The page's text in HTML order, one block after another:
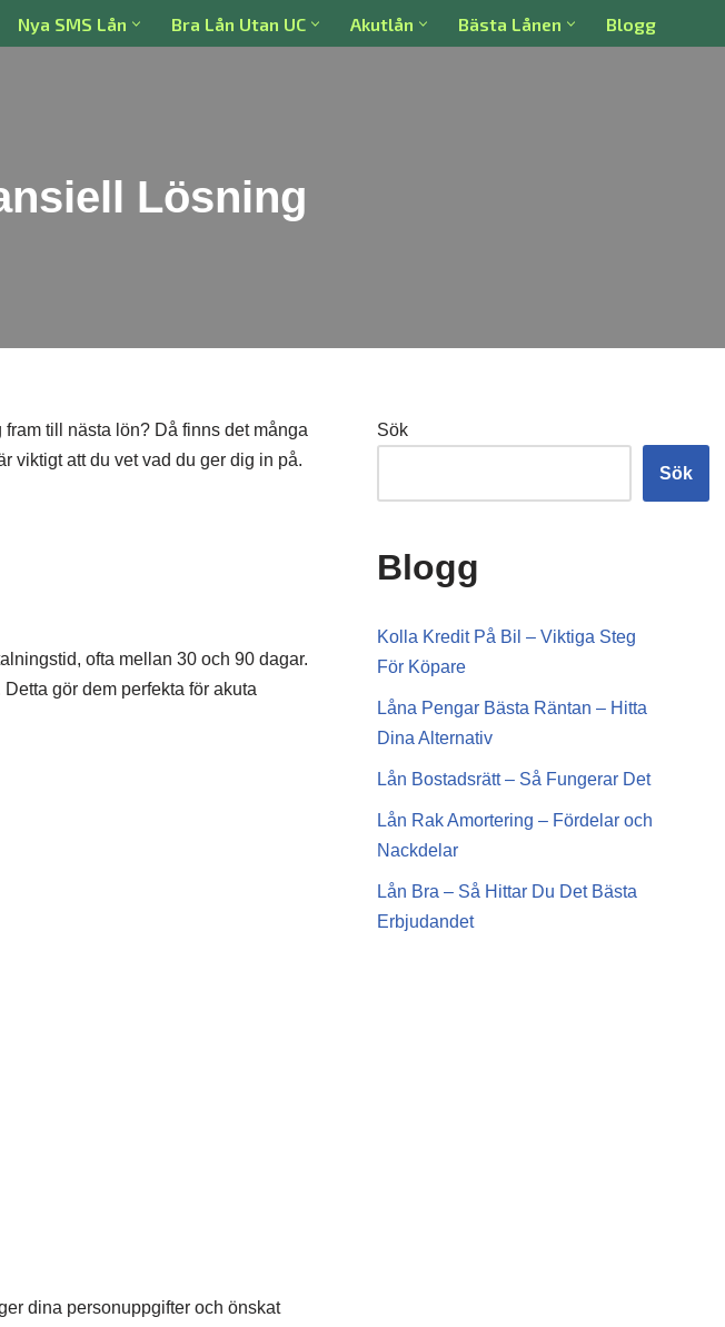
Nya SMS Lån Bra Lån Utan UC Akutlån Bästa Lånen Blogg
Lösning
till nästa lön? Då finns det många
viktigt att du vet vad du ger dig in på.
ofta mellan 30 och 90 dagar.
gör dem perfekta för akuta
dina personuppgifter och önskat
Sök
Sök
Blogg
Kolla Kredit På Bil – Viktiga Steg
För Köpare
Låna Pengar Bästa Räntan – Hitta
Dina Alternativ
Lån Bostadsrätt – Så Fungerar Det
Lån Rak Amortering – Fördelar och
Nackdelar
Lån Bra – Så Hittar Du Det Bästa
Erbjudandet